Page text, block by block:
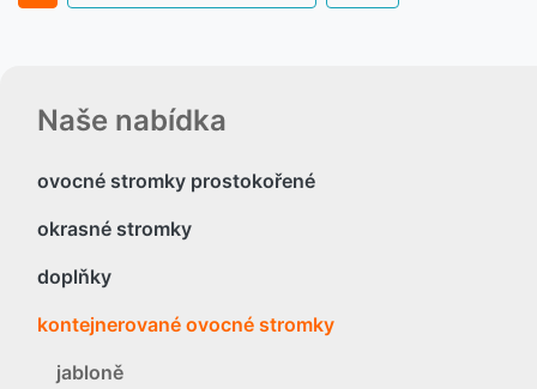
Naše nabídka
ovocné stromky prostokořené
okrasné stromky
doplňky
kontejnerované ovocné stromky
jabloně